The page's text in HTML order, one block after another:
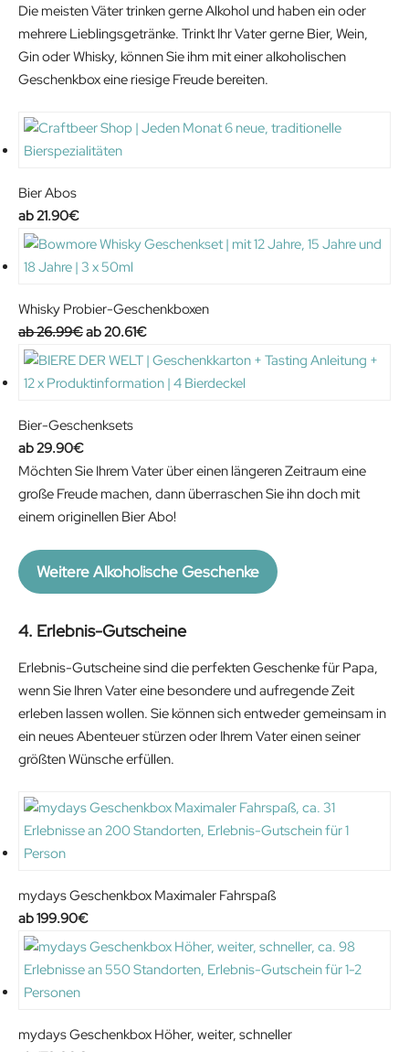
Die meisten Väter trinken gerne Alkohol und haben ein oder
mehrere Lieblingsgetränke. Trinkt Ihr Vater gerne Bier, Wein,
Gin oder Whisky, können Sie ihm mit einer alkoholischen
Geschenkbox eine riesige Freude bereiten.
Bier Abos
21.90€
Whisky Probier-Geschenkboxen
26.99€O
r
i
i
a
l
p
c
w
s
:
2
6
.
9
€
20.61€C
u
r
t
p
r
e
s
2
0
.
6
1
.
Bier-Geschenksets
29.90€
Möchten Sie Ihrem Vater über einen längeren Zeitraum eine
große Freude machen, dann überraschen Sie ihn doch mit
einem originellen Bier Abo!
Weitere Alkoholische Geschenke
4. Erlebnis-Gutscheine
Erlebnis-Gutscheine sind die perfekten Geschenke für Papa,
wenn Sie Ihren Vater eine besondere und aufregende Zeit
erleben lassen wollen. Sie können sich entweder gemeinsam in
ein neues Abenteuer stürzen oder Ihrem Vater einen seiner
größten Wünsche erfüllen.
mydays Geschenkbox Maximaler Fahrspaß
199.90€
mydays Geschenkbox Höher, weiter, schneller